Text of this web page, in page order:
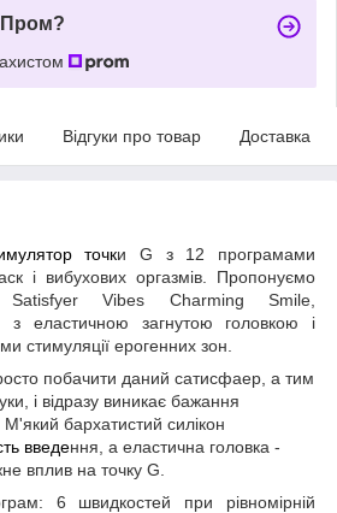
Пром?
Відгуки про товар Доставка
точки G з 12 програмами
і вибухових оргазмів. Пропонуємо
Satisfyer Vibes Charming Smile,
з еластичною загнутою головкою і
стимуляції ерогенних зон.
побачити даний сатисфаер, а тим
і відразу виникає бажання
М'який бархатистий силікон
введення, а еластична головка -
вплив на точку G.
6 швидкостей при рівномірній